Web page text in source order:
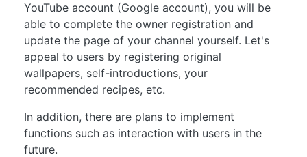
YouTube account (Google account), you will be
able to complete the owner registration and
update the page of your channel yourself. Let's
appeal to users by registering original
wallpapers, self-introductions, your
recommended recipes, etc.
In addition, there are plans to implement
functions such as interaction with users in the
future.